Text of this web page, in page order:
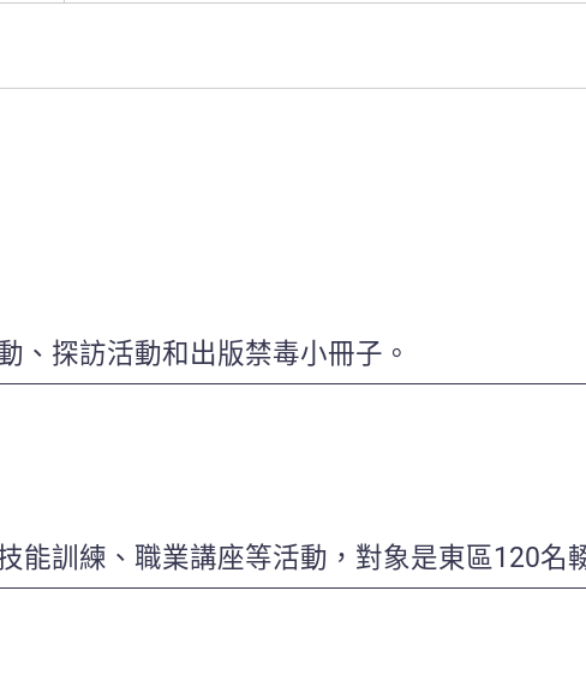
、探訪活動和出版禁毒小冊子。
訓練、職業講座等活動，對象是東區120名